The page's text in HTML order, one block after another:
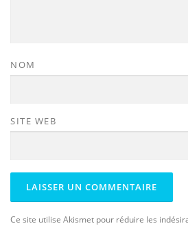
NOM
SITE WEB
Ce site utilise Akismet pour réduire les